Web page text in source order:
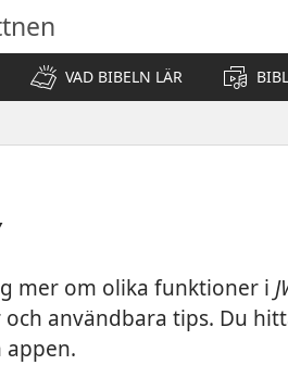
VAD BIBELN LÄR
mer om olika funktioner i
användbara tips. Du